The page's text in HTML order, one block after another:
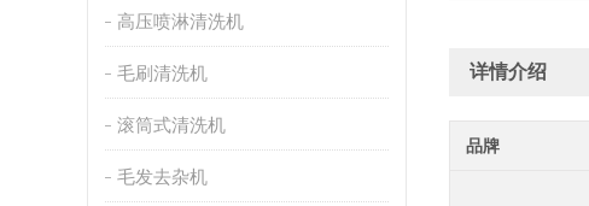
高压喷淋清洗机
毛刷清洗机
滚筒式清洗机
毛发去杂机
详情介绍
品牌